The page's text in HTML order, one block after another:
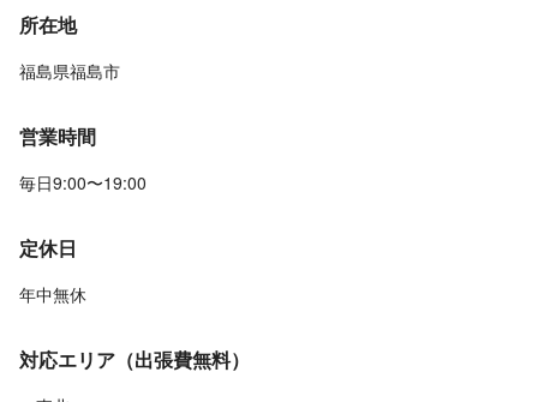
所在地
福島県福島市
営業時間
毎日9:00〜19:00
定休日
年中無休
対応エリア（出張費無料）